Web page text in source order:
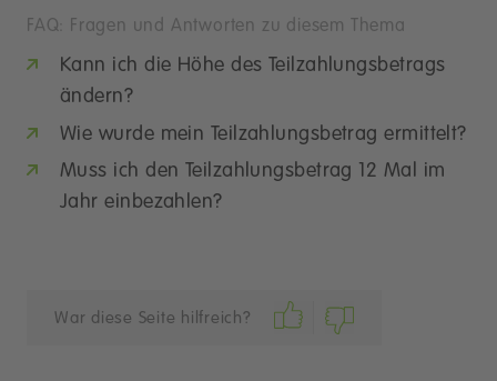
FAQ: Fragen und Antworten zu diesem Thema
Kann ich die Höhe des Teilzahlungsbetrags
ändern?
Wie wurde mein Teilzahlungsbetrag ermittelt?
Muss ich den Teilzahlungsbetrag 12 Mal im
Jahr einbezahlen?
War diese Seite hilfreich?